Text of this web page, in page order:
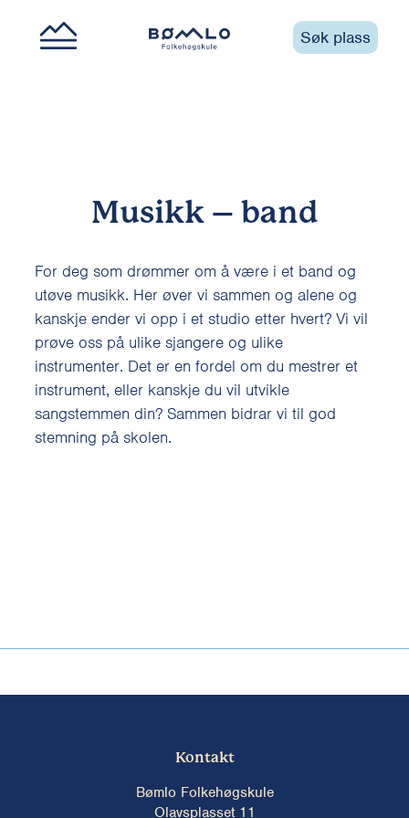
Søk plass
Musikk – band
For deg som drømmer om å være i et band og
utøve musikk. Her øver vi sammen og alene og
kanskje ender vi opp i et studio etter hvert? Vi vil
prøve oss på ulike sjangere og ulike
instrumenter. Det er en fordel om du mestrer et
instrument, eller kanskje du vil utvikle
sangstemmen din? Sammen bidrar vi til god
stemning på skolen.
Kontakt
Bømlo Folkehøgskule
Olavsplasset 11